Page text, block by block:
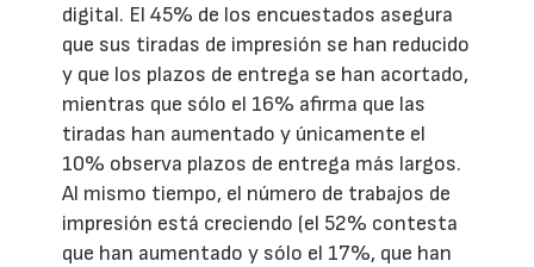
digital. El 45% de los encuestados asegura
que sus tiradas de impresión se han reducido
y que los plazos de entrega se han acortado,
mientras que sólo el 16% afirma que las
tiradas han aumentado y únicamente el
10% observa plazos de entrega más largos.
Al mismo tiempo, el número de trabajos de
impresión está creciendo (el 52% contesta
que han aumentado y sólo el 17%, que han